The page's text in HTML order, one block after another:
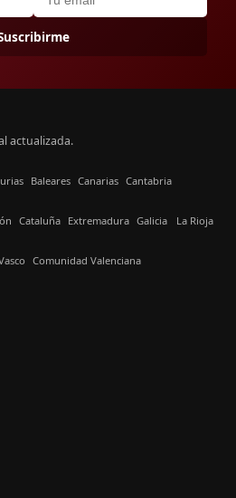
actualizada.
Baleares Canarias Cantabria
Cataluña Extremadura Galicia La Rioja
Comunidad Valenciana